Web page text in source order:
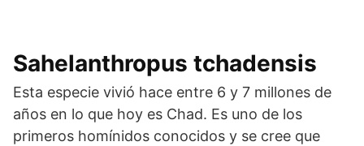
Sahelanthropus tchadensis
Esta especie vivió hace entre 6 y 7 millones de
años en lo que hoy es Chad. Es uno de los
primeros homínidos conocidos y se cree que